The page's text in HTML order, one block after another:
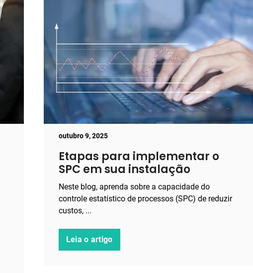
outubro 9, 2025
Etapas para implementar o
SPC em sua instalação
Neste blog, aprenda sobre a capacidade do
controle estatístico de processos (SPC) de reduzir
custos, ...
Leia o artigo